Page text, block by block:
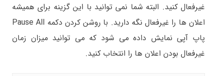
غیرفعال کنید. البته شما نمی توانید با این گزینه برای همیشه
اعلان ها را غیرفعال نگه دارید. با روشن کردن دکمه Pause All
پاپ آپی نمایش داده می شود که می توانید میزان زمان
غیرفعال بودن اعلان ها را انتخاب کنید.